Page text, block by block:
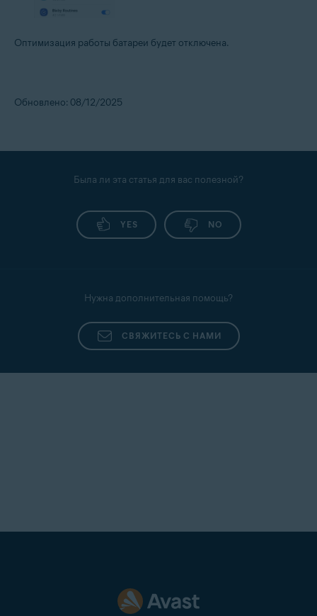
Оптимизация работы батареи будет отключена.
Обновлено: 08/12/2025
Была ли эта статья для вас полезной?
YES NO
Нужна дополнительная помощь?
СВЯЖИТЕСЬ С НАМИ